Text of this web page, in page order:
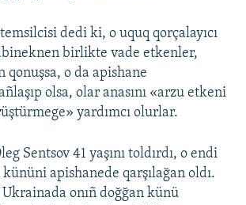
dedi ki, o uquq qorçalayıcı
birlikte vade etkenler,
qonuşsa, o da apishane
olsa, olar anasını «arzu etkeni
yardımcı olurlar.
Sentsov 41 yaşını toldırdı, o endi
apishanede qarşılağan oldı.
onıñ doğğan künü